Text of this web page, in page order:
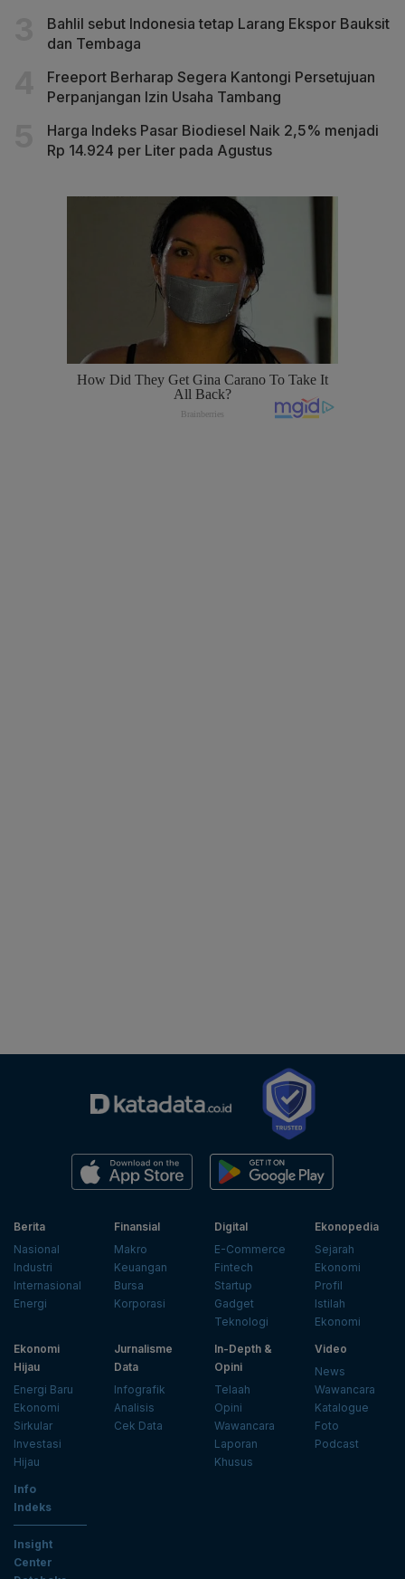
Bahlil sebut Indonesia tetap Larang Ekspor Bauksit
dan Tembaga
Freeport Berharap Segera Kantongi Persetujuan
Perpanjangan Izin Usaha Tambang
Harga Indeks Pasar Biodiesel Naik 2,5% menjadi
Rp 14.924 per Liter pada Agustus
Berita
Nasional
Industri
Internasional
Energi
Finansial
Makro
Keuangan
Bursa
Korporasi
Digital
E-Commerce
Fintech
Startup
Gadget
Teknologi
Ekonopedia
Sejarah
Ekonomi
Profil
Istilah
Ekonomi
Ekonomi
Hijau
Energi Baru
Ekonomi
Sirkular
Investasi
Hijau
Jurnalisme
Data
Infografik
Analisis
Cek Data
In-Depth &
Opini
Telaah
Opini
Wawancara
Laporan
Khusus
Video
News
Wawancara
Katalogue
Foto
Podcast
Info
Indeks
Insight
Center